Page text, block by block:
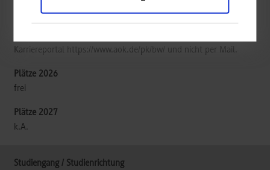
Ansprechpartnerin für die Bewerbung ist Frau Katharina
Karriereportal https://www.aok.de/pk/bw/ und nicht per Mail.
frei
k.A.